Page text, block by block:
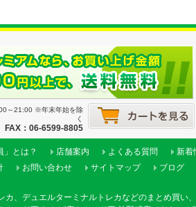
～21:00 ※年末年始を除
く
：06-6599-8805
」とは？ 店舗案内 よくある質問
新着
お問い合わせ サイトマップ ブログ
、デュエルターミナルトレカなどのまとめ買い